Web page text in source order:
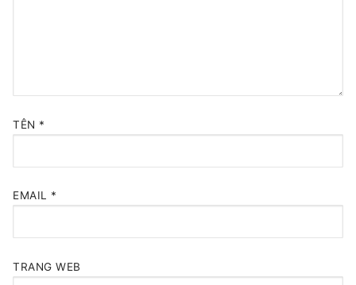
VoIP GSM / 3G / 4G Gateways
E1 / T1 / PRI VoIP Gateway
PRI VoIP Gateway TE100
PRI VoIP Gateway TE200
BRI VoIP Gateway
TÊN *
EMAIL *
TRANG WEB